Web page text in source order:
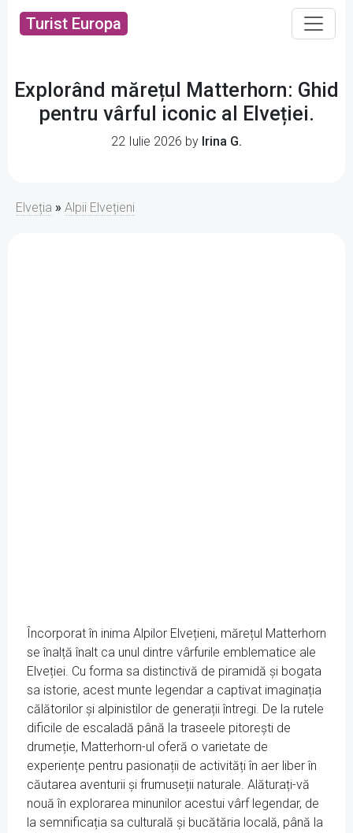
Turist Europa
Explorând mărețul Matterhorn: Ghid
pentru vârful iconic al Elveției.
22 Iulie 2026 by Irina G.
Elveția » Alpii Elvețieni
Încorporat în inima Alpilor Elvețieni, mărețul Matterhorn
se înalță înalt ca unul dintre vârfurile emblematice ale
Elveției. Cu forma sa distinctivă de piramidă și bogata
sa istorie, acest munte legendar a captivat imaginația
călătorilor și alpinistilor de generații întregi. De la rutele
dificile de escaladă până la traseele pitorești de
drumeție, Matterhorn-ul oferă o varietate de
experiențe pentru pasionații de activități în aer liber în
căutarea aventurii și frumuseții naturale. Alăturați-vă
nouă în explorarea minunilor acestui vârf legendar, de
la semnificația sa culturală și bucătăria locală, până la